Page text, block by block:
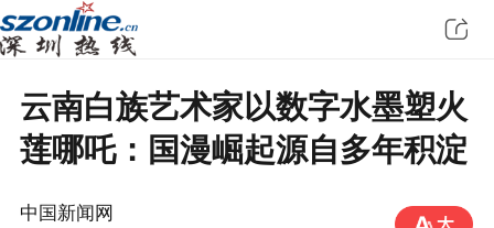
云南白族艺术家以数字水墨塑火
莲哪吒：国漫崛起源自多年积淀
中国新闻网